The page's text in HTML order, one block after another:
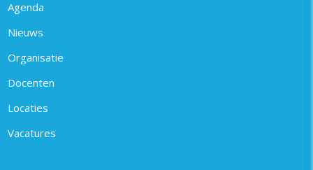
Agenda
Nieuws
Organisatie
Docenten
Locaties
Vacatures